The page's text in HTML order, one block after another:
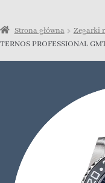
Strona główna Zegarki
TERNOS PROFESSIONAL